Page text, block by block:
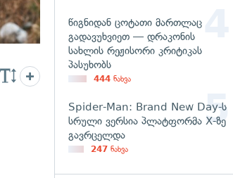
წიგნიდან ცოტათი მართლაც
გადავუხვიეთ — დრაკონის
სახლის რეჟისორი კრიტიკას
პასუხობს
444 ნახვა
Spider-Man: Brand New Day-ს
სრული ვერსია პლატფორმა X-ზე
გავრცელდა
247 ნახვა